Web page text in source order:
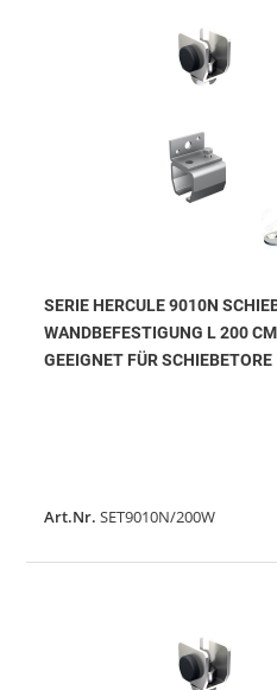
SERIE HERCULE 9010N
WANDBEFESTIGUNG L 200
GEEIGNET FÜR SCHIEBETORE
Art.Nr. SET9010N/200W